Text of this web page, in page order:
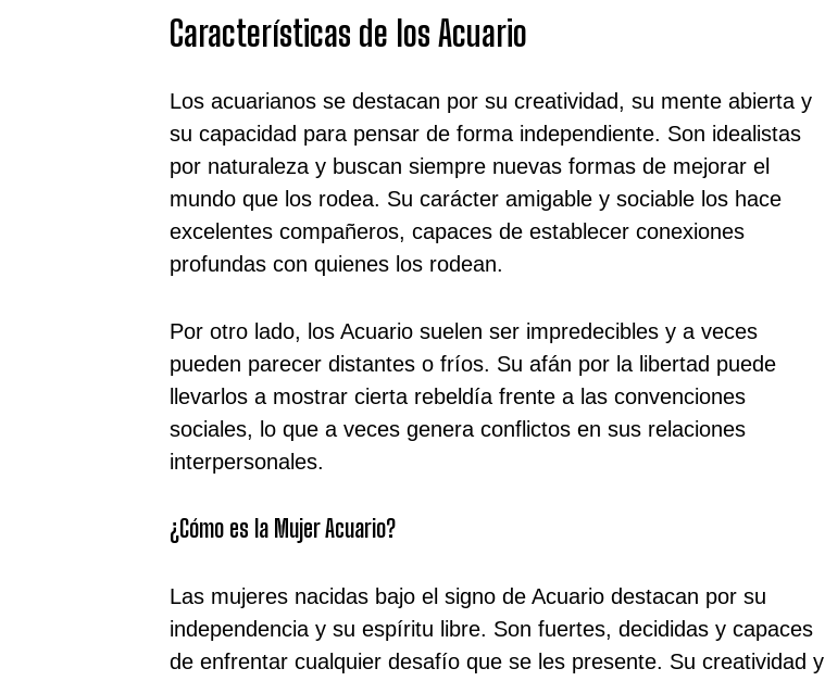
Características de los Acuario
Los acuarianos se destacan por su creatividad, su mente abierta y
su capacidad para pensar de forma independiente. Son idealistas
por naturaleza y buscan siempre nuevas formas de mejorar el
mundo que los rodea. Su carácter amigable y sociable los hace
excelentes compañeros, capaces de establecer conexiones
profundas con quienes los rodean.
Por otro lado, los Acuario suelen ser impredecibles y a veces
pueden parecer distantes o fríos. Su afán por la libertad puede
llevarlos a mostrar cierta rebeldía frente a las convenciones
sociales, lo que a veces genera conflictos en sus relaciones
interpersonales.
¿Cómo es la Mujer Acuario?
Las mujeres nacidas bajo el signo de Acuario destacan por su
independencia y su espíritu libre. Son fuertes, decididas y capaces
de enfrentar cualquier desafío que se les presente. Su creatividad y